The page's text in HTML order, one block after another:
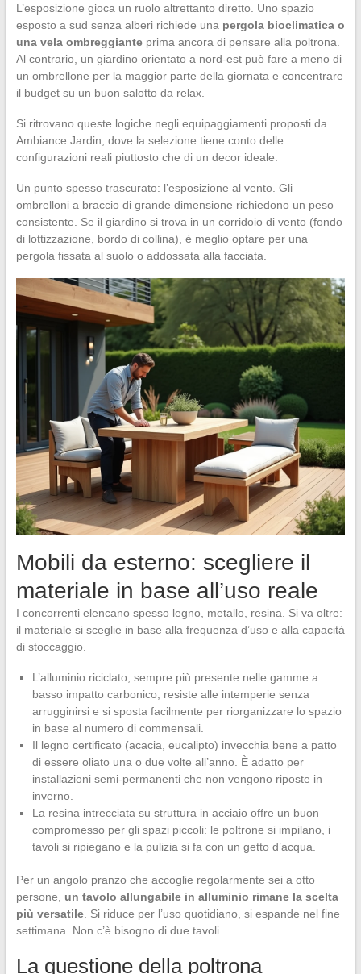
L’esposizione gioca un ruolo altrettanto diretto. Uno spazio
esposto a sud senza alberi richiede una pergola bioclimatica o
una vela ombreggianteprima ancora di pensare alla poltrona.
Al contrario, un giardino orientato a nord-est può fare a meno di
un ombrellone per la maggior parte della giornata e concentrare
il budget su un buon salotto da relax.
Si ritrovano queste logiche negli equipaggiamenti proposti da
Ambiance Jardin, dove la selezione tiene conto delle
configurazioni reali piuttosto che di un decor ideale.
Un punto spesso trascurato: l’esposizione al vento. Gli
ombrelloni a braccio di grande dimensione richiedono un peso
consistente. Se il giardino si trova in un corridoio di vento (fondo
di lottizzazione, bordo di collina), è meglio optare per una
pergola fissata al suolo o addossata alla facciata.
Mobili da esterno: scegliere il
materiale in base all’uso reale
I concorrenti elencano spesso legno, metallo, resina. Si va oltre:
il materiale si sceglie in base alla frequenza d’uso e alla capacità
di stoccaggio.
L’alluminio riciclato, sempre più presente nelle gamme a
basso impatto carbonico, resiste alle intemperie senza
arrugginirsi e si sposta facilmente per riorganizzare lo spazio
in base al numero di commensali.
Il legno certificato (acacia, eucalipto) invecchia bene a patto
di essere oliato una o due volte all’anno. È adatto per
installazioni semi-permanenti che non vengono riposte in
inverno.
La resina intrecciata su struttura in acciaio offre un buon
compromesso per gli spazi piccoli: le poltrone si impilano, i
tavoli si ripiegano e la pulizia si fa con un getto d’acqua.
Per un angolo pranzo che accoglie regolarmente sei a otto
persone, un tavolo allungabile in alluminio rimane la scelta
più versatile. Si riduce per l’uso quotidiano, si espande nel fine
settimana. Non c’è bisogno di due tavoli.
La questione della poltrona